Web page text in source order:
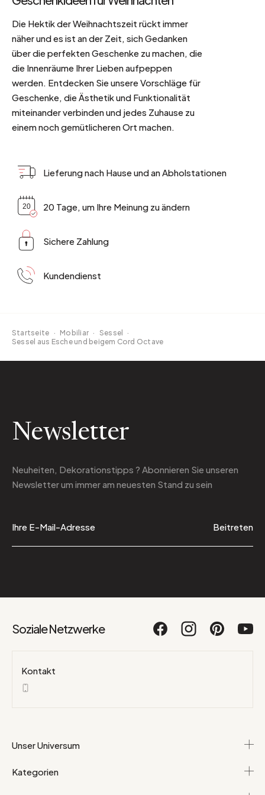
Die Hektik der Weihnachtszeit rückt immer
näher und es ist an der Zeit, sich Gedanken
über die perfekten Geschenke zu machen, die
die Innenräume Ihrer Lieben aufpeppen
werden. Entdecken Sie unsere Vorschläge für
Geschenke, die Ästhetik und Funktionalität
miteinander verbinden und jedes Zuhause zu
einem noch gemütlicheren Ort machen.
Lieferung nach Hause und an Abholstationen
20 Tage, um Ihre Meinung zu ändern
Sichere Zahlung
Kundendienst
Startseite · Mobiliar · Sessel
·
Sessel aus Esche und beigem Cord Octave
Newsletter
Neuheiten, Dekorationstipps ? Abonnieren Sie unseren
Newsletterum immer am neuesten Stand zu sein
Beitreten
Soziale Netzwerke
Kontakt
Unser Universum
Kategorien